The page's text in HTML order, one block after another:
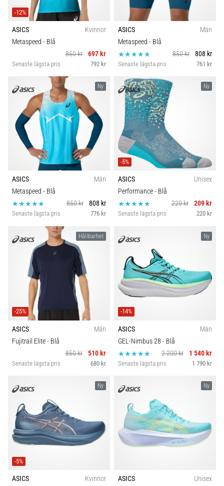
-12%
ASICS
Kvinnor
Metaspeed - Blå
850 kr
697 kr
Senaste lägsta pris 792 kr
ASICS
Män
Metaspeed - Blå
850 kr
808 kr
Senaste lägsta pris 761 kr
Ny
ASICS
Män
Metaspeed - Blå
850 kr
808 kr
Senaste lägsta pris 776 kr
Ny
-5%
ASICS
Unisex
Performance- Blå
220 kr
209 kr
Senaste lägsta pris 220 kr
Hållbarhet
-25%
ASICS
Män
Fujitrail Elite- Blå
850 kr
510 kr
Senaste lägsta pris 680 kr
Ny
-14%
ASICS
Män
GEL-Nimbus 28 - Blå
2 200 kr
1 540 kr
Senaste lägsta pris 1 790 kr
Ny
-5%
ASICS
Kvinnor
Ny
ASICS
Unisex